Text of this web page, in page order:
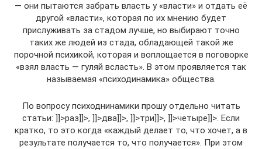
— они пытаются забрать власть у «власти» и отдать её
другой «власти», которая по их мнению будет
прислуживать за стадом лучше, но выбирают точно
таких же людей из стада, обладающей такой же
порочной психикой, которая и воплощается в поговорке
«взял власть — гуляй всласть». В этом проявляется так
называемая «психодинамика» общества.
По вопросу психоднинамики прошу отдельно читать
статьи: ]]>раз]]>, ]]>два]]>, ]]>три]]>, ]]>четыре]]>. Если
кратко, то это когда «каждый делает то, что хочет, а в
результате получается то, что получается». При этом